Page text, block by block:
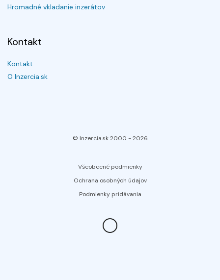
Hromadné vkladanie inzerátov
Kontakt
Kontakt
O Inzercia.sk
© Inzercia.sk 2000 -2026
Všeobecné podmienky
Ochrana osobných údajov
Podmienky pridávania